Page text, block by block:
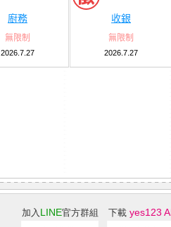
廚務
無限制
2026.7.27
收銀
無限制
2026.7.27
加入 LINE官方群組 下載 yes123